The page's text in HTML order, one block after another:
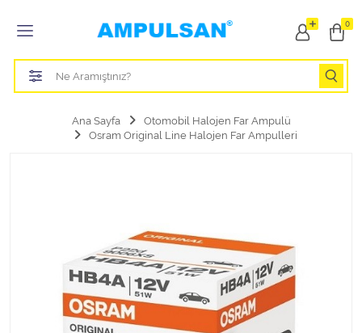
0
Tüm Kategoriler
Led Aydınlatma Ampulü
Otomobil Halojen Far Ampulü
Otomobil Halojen Park Ampulü
Otomobil Led Park Ampulü
Ana Sayfa
Otomobil Halojen Far Ampulü
Osram Original Line Halojen Far Ampulleri